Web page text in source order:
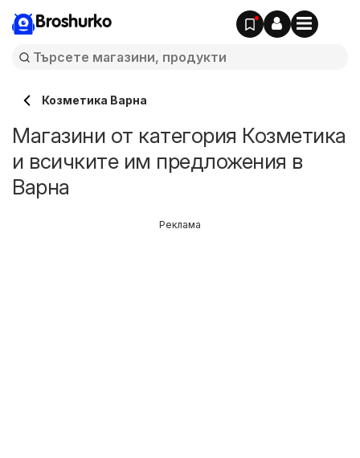
Broshurko
Козметика Варна
Магазини от категория Козметика
и всичките им предложения в
Варна
Реклама